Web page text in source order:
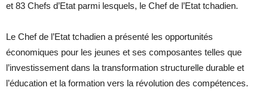
et 83 Chefs d’Etat parmi lesquels, le Chef de l’Etat tchadien.
Le Chef de l’Etat tchadien a présenté les opportunités
économiques pour les jeunes et ses composantes telles que
l’investissement dans la transformation structurelle durable et
l’éducation et la formation vers la révolution des compétences.